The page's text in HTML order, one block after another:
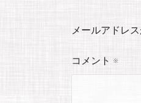
メールアドレ
コメント ※